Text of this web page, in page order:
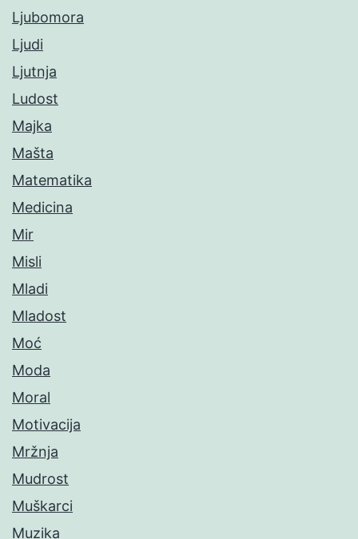
Ljubomora
Ljudi
Ljutnja
Ludost
Majka
Mašta
Matematika
Medicina
Mir
Misli
Mladi
Mladost
Moć
Moda
Moral
Motivacija
Mržnja
Mudrost
Muškarci
Muzika